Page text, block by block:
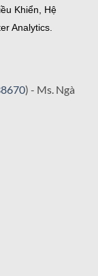
Khiển, Hệ
Analytics.
) - Ms. Ngà